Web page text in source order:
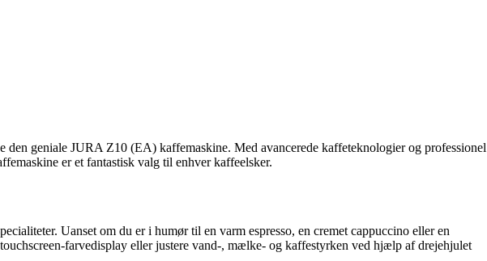
geniale JURA Z10 (EA) kaffemaskine. Med avancerede kaffeteknologier og professionel
er et fantastisk valg til enhver kaffeelsker.
Uanset om du er i humør til en varm espresso, en cremet cappuccino eller en
farvedisplay eller justere vand-, mælke- og kaffestyrken ved hjælp af drejehjulet